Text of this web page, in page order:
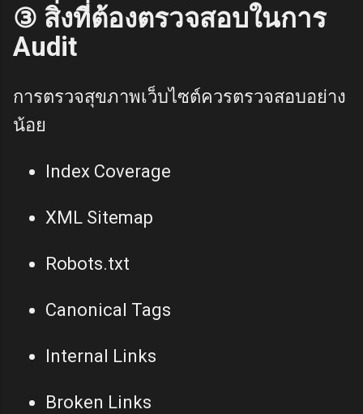
③ สิ่งที่ต้องตรวจสอบในการ
Audit
การตรวจสุขภาพเว็บไซต์ควรตรวจสอบอย่าง
น้อย
Index Coverage
XML Sitemap
Robots.txt
Canonical Tags
Internal Links
Broken Links